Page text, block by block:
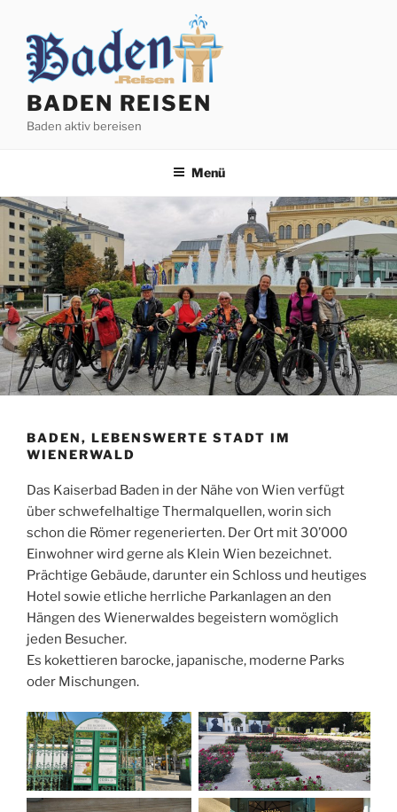
Inhalt
springen
BADEN REISEN
Baden aktiv bereisen
Menü
BADEN, LEBENSWERTE STADT IM
WIENERWALD
Das Kaiserbad Baden in der Nähe von Wien verfügt
über schwefelhaltige Thermalquellen, worin sich
schon die Römer regenerierten. Der Ort mit 30’000
Einwohner wird gerne als Klein Wien bezeichnet.
Prächtige Gebäude, darunter ein Schloss und heutiges
Hotel sowie etliche herrliche Parkanlagen an den
Hängen des Wienerwaldes begeistern womöglich
jeden Besucher.
Es kokettieren barocke, japanische, moderne Parks
oder Mischungen.